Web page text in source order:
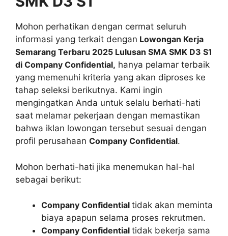
Mohon perhatikan dengan cermat seluruh
informasi yang terkait dengan Lowongan Kerja
Semarang Terbaru 2025 Lulusan SMA SMK D3 S1
di Company Confidential, hanya pelamar terbaik
yang memenuhi kriteria yang akan diproses ke
tahap seleksi berikutnya. Kami ingin
mengingatkan Anda untuk selalu berhati-hati
saat melamar pekerjaan dengan memastikan
bahwa iklan lowongan tersebut sesuai dengan
profil perusahaan Company Confidential.
Mohon berhati-hati jika menemukan hal-hal
sebagai berikut:
Company Confidential tidak akan meminta
biaya apapun selama proses rekrutmen.
Company Confidential tidak bekerja sama